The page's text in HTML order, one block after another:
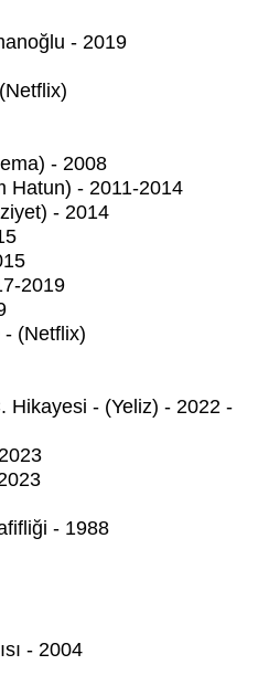
- 2019
- 2008
Hatun) - 2011-2014
- 2014
2019
- (Netflix)
Hikayesi - (Yeliz) - 2022 -
- 1988
- 2004